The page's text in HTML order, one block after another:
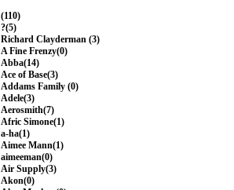
(110)
?(5)
Richard Clayderman (3)
A Fine Frenzy(0)
Abba(14)
Ace of Base(3)
Addams Family (0)
Adele(3)
Aerosmith(7)
Afric Simone(1)
a-ha(1)
Aimee Mann(1)
aimeeman(0)
Air Supply(3)
Akon(0)